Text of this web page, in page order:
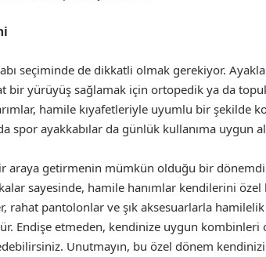
seçiminde de dikkatli olmak gerekiyor.
bir yürüyüş sağlamak için ortopedik ya da
hamile kıyafetleriyle uyumlu bir şekilde
spor ayakkabılar da günlük kullanıma uygun
araya getirmenin mümkün olduğu bir
sayesinde, hamile hanımlar kendilerini
rahat pantolonlar ve şık aksesuarlarla
Endişe etmeden, kendinize uygun kombinleri
Unutmayın, bu özel dönem